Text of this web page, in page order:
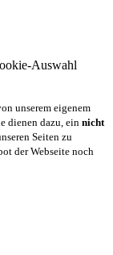
Auswahl
unserem eigenem
dienen dazu, ein nicht
Seiten zu
der Webseite noch